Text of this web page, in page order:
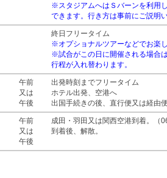
※スタジアムへはＳバーンを利用
できます。行き方は事前にご説明
終日フリータイム
※オプショナルツアーなどでお楽
※試合がこの日に開催される場合
行程が入れ替わります。
午前
又は
午後
出発時刻までフリータイム
ホテル出発、空港へ
出国手続きの後、直行便又は経由
午前
又は
午後
成田・羽田又は関西空港到着。（
到着後、解散。